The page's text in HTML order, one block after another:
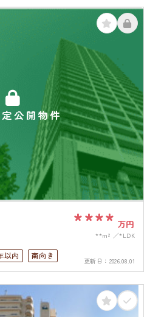
公開物件
**** 万円
**m² *LDK
以内
南向き
ペット可
更新日： 2026.08.01